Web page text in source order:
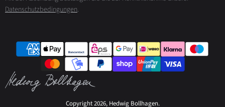
Datenschutzbedingungen.
Copyright 2026, Hedwig Bollhagen.